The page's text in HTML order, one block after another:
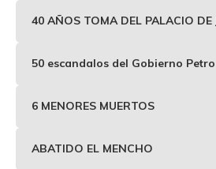
40 AÑOS TOMA DEL PALACIO DE
50 escandalos del Gobierno Petro
6 MENORES MUERTOS
ABATIDO EL MENCHO